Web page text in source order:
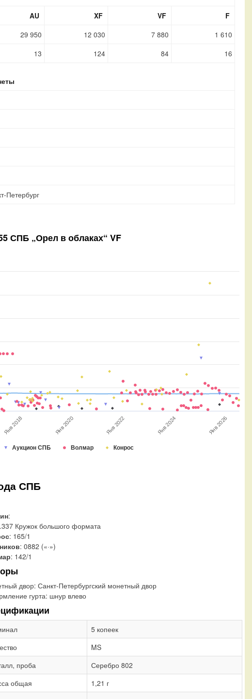
AU XF VF
F
29 950 12 030 7 880
1 610
13 124 84 16
Петербург
СПБ „Орел в облаках“ VF
Аукцион СПБ Волмар Конрос
Янв 2018 Янв 2020 Янв 2022 Янв 2024 Янв 2026
СПБ
:
Кружок большого формата
: 165/1
: 0882 («·»)
: 142/1
двор: Санкт-Петербургский монетный двор
гурта: шнур влево
5 копеек
MS
проба
Серебро 802
общая
1,21 г